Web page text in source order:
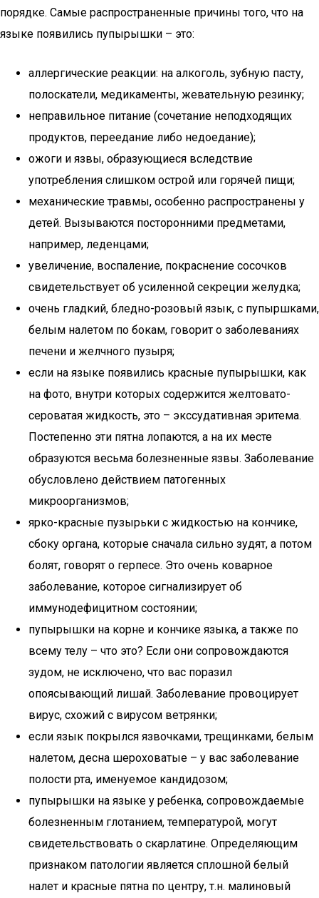
порядке. Самые распространенные причины того, что на
языке появились пупырышки – это:
аллергические реакции: на алкоголь, зубную пасту,
полоскатели, медикаменты, жевательную резинку;
неправильное питание (сочетание неподходящих
продуктов, переедание либо недоедание);
ожоги и язвы, образующиеся вследствие
употребления слишком острой или горячей пищи;
механические травмы, особенно распространены у
детей. Вызываются посторонними предметами,
например, леденцами;
увеличение, воспаление, покраснение сосочков
свидетельствует об усиленной секреции желудка;
очень гладкий, бледно-розовый язык, с пупыршками,
белым налетом по бокам, говорит о заболеваниях
печени и желчного пузыря;
если на языке появились красные пупырышки, как
на фото, внутри которых содержится желтовато-
сероватая жидкость, это – экссудативная эритема.
Постепенно эти пятна лопаются, а на их месте
образуются весьма болезненные язвы. Заболевание
обусловлено действием патогенных
микроорганизмов;
ярко-красные пузырьки с жидкостью на кончике,
сбоку органа, которые сначала сильно зудят, а потом
болят, говорят о герпесе. Это очень коварное
заболевание, которое сигнализирует об
иммунодефицитном состоянии;
пупырышки на корне и кончике языка, а также по
всему телу – что это? Если они сопровождаются
зудом, не исключено, что вас поразил
опоясывающий лишай. Заболевание провоцирует
вирус, схожий с вирусом ветрянки;
если язык покрылся язвочками, трещинками, белым
налетом, десна шероховатые – у вас заболевание
полости рта, именуемое кандидозом;
пупырышки на языке у ребенка, сопровождаемые
болезненным глотанием, температурой, могут
свидетельствовать о скарлатине. Определяющим
признаком патологии является сплошной белый
налет и красные пятна по центру, т.н. малиновый